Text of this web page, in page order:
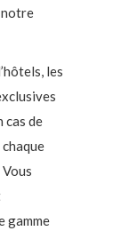
notre
les
cas de
gamme